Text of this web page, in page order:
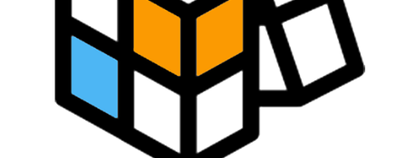
Sobre Nós